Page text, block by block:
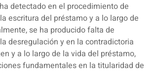
detectado en el procedimiento de
escritura del préstamo y a lo largo de
se ha producido falta de
desregulación y en la contradictoria
y a lo largo de la vida del préstamo,
fundamentales en la titularidad de